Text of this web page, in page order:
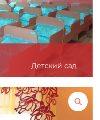
Детский сад.